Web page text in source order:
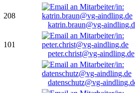
208
katrin.braun@vg-
101
peter.christ@vg-aindling.de
datenschutz@vg-